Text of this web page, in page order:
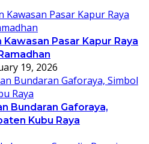
Pasar Kapur Raya
19, 2026
Bundaran Gaforaya,
Kubu Raya